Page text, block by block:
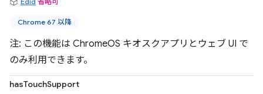
Chrome 67 以降
注: この機能は ChromeOS キオスクアプリとウェブ UI で
のみ利用できます。
hasTouchSupport